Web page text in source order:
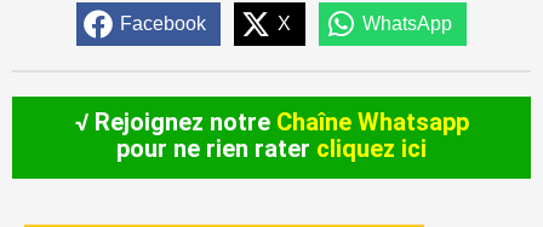
Facebook X WhatsApp
√ Rejoignez notre Chaîne Whatsapp
pour ne rien rater cliquez ici